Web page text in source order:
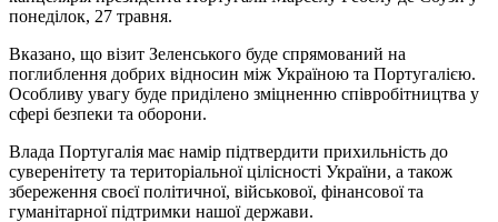
понеділок, 27 травня.
Вказано, що візит Зеленського буде спрямований на
поглиблення добрих відносин між Україною та Португалією.
Особливу увагу буде приділено зміцненню співробітництва у
сфері безпеки та оборони.
Влада Португалія має намір підтвердити прихильність до
суверенітету та територіальної цілісності України, а також
збереження своєї політичної, військової, фінансової та
гуманітарної підтримки нашої держави.